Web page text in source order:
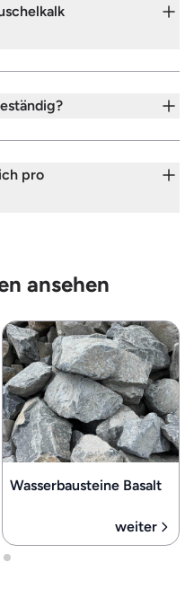
pro
ansehen
Wasserbausteine Basalt
weiter